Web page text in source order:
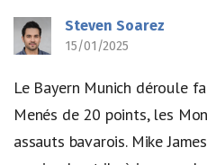
Steven Soarez
15/01/2025
Le Bayern Munich déroule
Menés de 20 points, les
assauts bavarois. Mike